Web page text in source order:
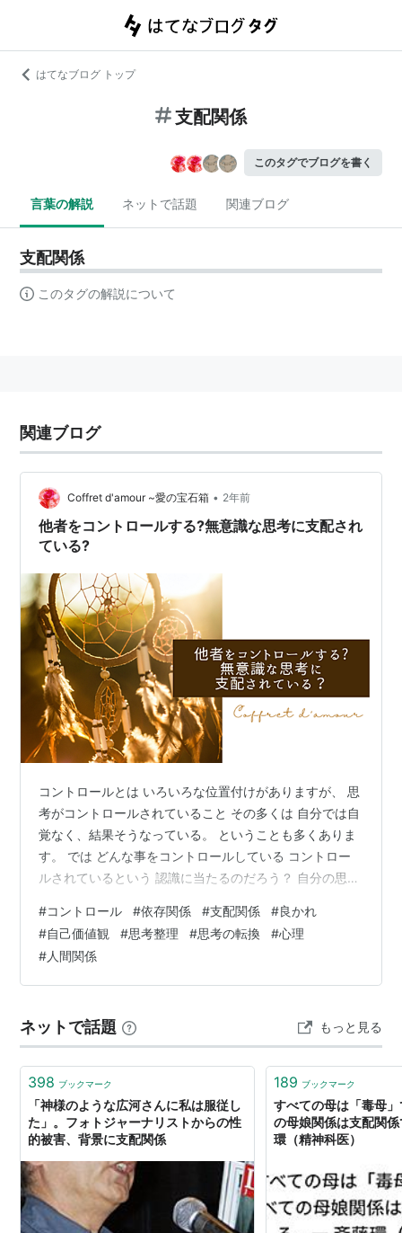
はてなブログ トップ
支配関係
このタグでブログを書く
言葉の解説 ネットで話題 関連ブログ
支配関係
このタグの解説について
関連ブログ
Coffret d'amour ~愛の宝石箱 • 2年前
他者をコントロールする?無意識な思考に支配され
ている?
コントロールとは いろいろな位置付けがありますが、 思
考がコントロールされていること その多くは 自分では自
覚なく、結果そうなっている。 ということも多くありま
す。 では どんな事をコントロールしている コントロー
ルされているという 認識に当たるのだろう？ 自分の思い
ってもらいたいと思う 自分の価値観を他者に認めてもら
おうとする 自分の思いを共感してほしくて過剰になって
しまう 自分の期待に応えてもらいたいと強調してしまう
相手の真意を変えさせてしまうことや共感・同意を求め
てしまうこと ☆自…
#コントロール #依存関係 #支配関係 #良かれ
#自己価値観 #思考整理 #思考の転換 #心理
#人間関係
ネットで話題 もっと見る
398 ブックマーク
「神様のような広河さんに私は服従し
た」。フォトジャーナリストからの性
的被害、背景に支配関係
189 ブックマーク
すべての母は「毒母
の母娘関係は支配関
環（精神科医）